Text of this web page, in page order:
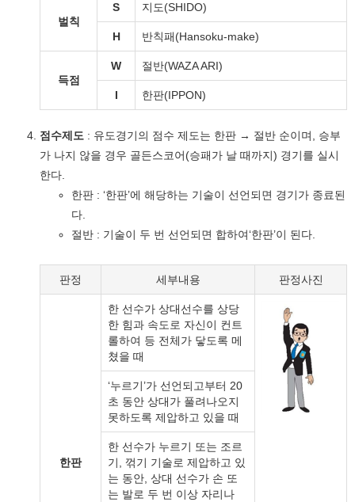
벌칙
S 지도(SHIDO)
H 반칙패(Hansoku-make)
득점
W 절반(WAZA ARI)
I 한판(IPPON)
점수제도 : 유도경기의 점수 제도는 한판 → 절반 순이며, 승부
가 나지 않을 경우 골든스코어(승패가 날 때까지) 경기를 실시
한다.
한판 : ‘한판’에 해당하는 기술이 선언되면 경기가 종료된
다.
절반 : 기술이 두 번 선언되면 합하여‘한판’이 된다.
판정 세부내용 판정사진
한판
한 선수가 상대선수를 상당
한 힘과 속도로 자신이 컨트
롤하여 등 전체가 닿도록 메
쳤을 때
‘누르기’가 선언되고부터 20
초 동안 상대가 풀려나오지
못하도록 제압하고 있을 때
한 선수가 누르기 또는 조르
기, 꺾기 기술로 제압하고 있
는 동안, 상대 선수가 손 또
는 발로 두 번 이상 자리나